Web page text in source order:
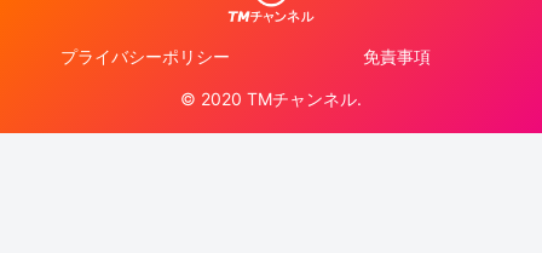
プライバシーポリシー 免責事項
© 2020 TMチャンネル.